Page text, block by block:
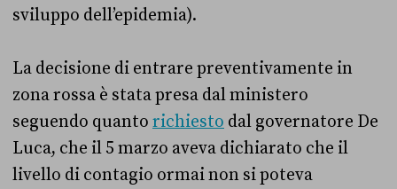
sviluppo dell’epidemia).
La decisione di entrare preventivamente in
zona rossa è stata presa dal ministero
seguendo quanto richiesto dal governatore De
Luca, che il 5 marzo aveva dichiarato che il
livello di contagio ormai non si poteva